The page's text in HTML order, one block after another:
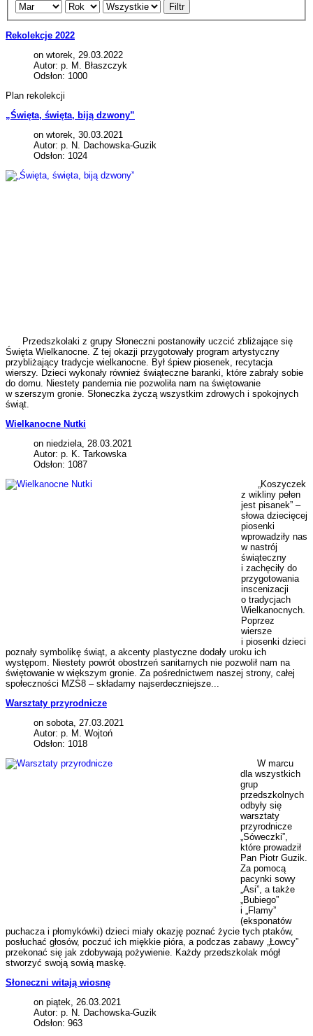
Filtr
Rekolekcje 2022
on wtorek, 29.03.2022
Autor: p. M. Błaszczyk
Odsłon: 1000
Plan rekolekcji
„Święta, święta, biją dzwony”
on wtorek, 30.03.2021
Autor: p. N. Dachowska-Guzik
Odsłon: 1024
Przedszkolaki z grupy Słoneczni postanowiły uczcić zbliżające się
Święta Wielkanocne. Z tej okazji przygotowały program artystyczny
przybliżający tradycje wielkanocne. Był śpiew piosenek, recytacja
wierszy. Dzieci wykonały również świąteczne baranki, które zabrały sobie
do domu. Niestety pandemia nie pozwoliła nam na świętowanie
w szerszym gronie. Słoneczka życzą wszystkim zdrowych i spokojnych
świąt.
Wielkanocne Nutki
on niedziela, 28.03.2021
Autor: p. K. Tarkowska
Odsłon: 1087
„Koszyczek
z wikliny pełen
jest pisanek” –
słowa dziecięcej
piosenki
wprowadziły nas
w nastrój
świąteczny
i zachęciły do
przygotowania
inscenizacji
o tradycjach
Wielkanocnych.
Poprzez
wiersze
i piosenki dzieci
poznały symbolikę świąt, a akcenty plastyczne dodały uroku ich
występom. Niestety powrót obostrzeń sanitarnych nie pozwolił nam na
świętowanie w większym gronie. Za pośrednictwem naszej strony, całej
społeczności MZS8 – składamy najserdeczniejsze...
Warsztaty przyrodnicze
on sobota, 27.03.2021
Autor: p. M. Wojtoń
Odsłon: 1018
W marcu
dla wszystkich
grup
przedszkolnych
odbyły się
warsztaty
przyrodnicze
„Sóweczki”,
które prowadził
Pan Piotr Guzik.
Za pomocą
pacynki sowy
„Asi”, a także
„Bubiego”
i „Flamy”
(eksponatów
puchacza i płomykówki) dzieci miały okazję poznać życie tych ptaków,
posłuchać głosów, poczuć ich miękkie pióra, a podczas zabawy „Łowcy”
przekonać się jak zdobywają pożywienie. Każdy przedszkolak mógł
stworzyć swoją sowią maskę.
Słoneczni witają wiosnę
on piątek, 26.03.2021
Autor: p. N. Dachowska-Guzik
Odsłon: 963